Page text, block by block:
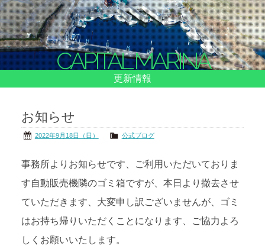
船のご売却 整備・特殊艤装
船舶保険 マリーナ情報・料金表
茨城の海
会社概要 リンク
CAPITAL MARINA
更新情報
お知らせ
2022年9月18日（日） 公式ブログ
事務所よりお知らせです、ご利用いただいておりま
す自動販売機隣のゴミ箱ですが、本日より撤去させ
ていただきます、大変申し訳ございませんが、ゴミ
はお持ち帰りいただくことになります、ご協力よろ
しくお願いいたします。